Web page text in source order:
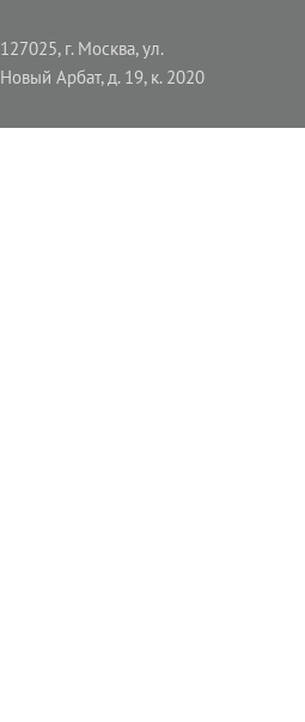
127025, г. Москва, ул.
Новый Арбат, д. 19, к. 2020